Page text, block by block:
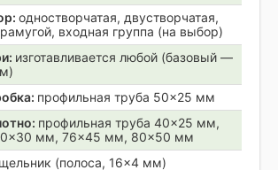
одностворчатая, двустворчатая,
входная группа (на выбор)
изготавливается любой (базовый —
профильная труба 50×25 мм
профильная труба 40×25 мм,
мм, 76×45 мм, 80×50 мм
(полоса, 16×4 мм)